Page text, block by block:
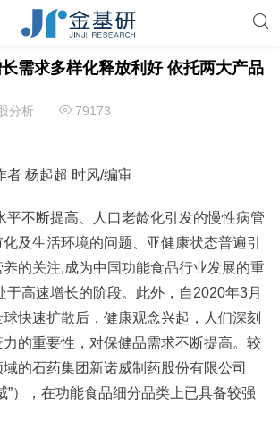
需求多样化释放利好 依托两大产品
分析
79173
者 杨起超 时风/编审
平不断提高、人口老龄化引发的慢性病管
及生活环境的问题、亚健康状态普遍引
的关注,成为中国功能食品行业发展的重
于高速增长的阶段。此外，自2020年3月
快速扩散后，健康观念兴起，人们深刻
的重要性，对保健品需求不断提高。较
的石药集团新诺威制药股份有限公司
”），在功能食品细分品类上已具备较强